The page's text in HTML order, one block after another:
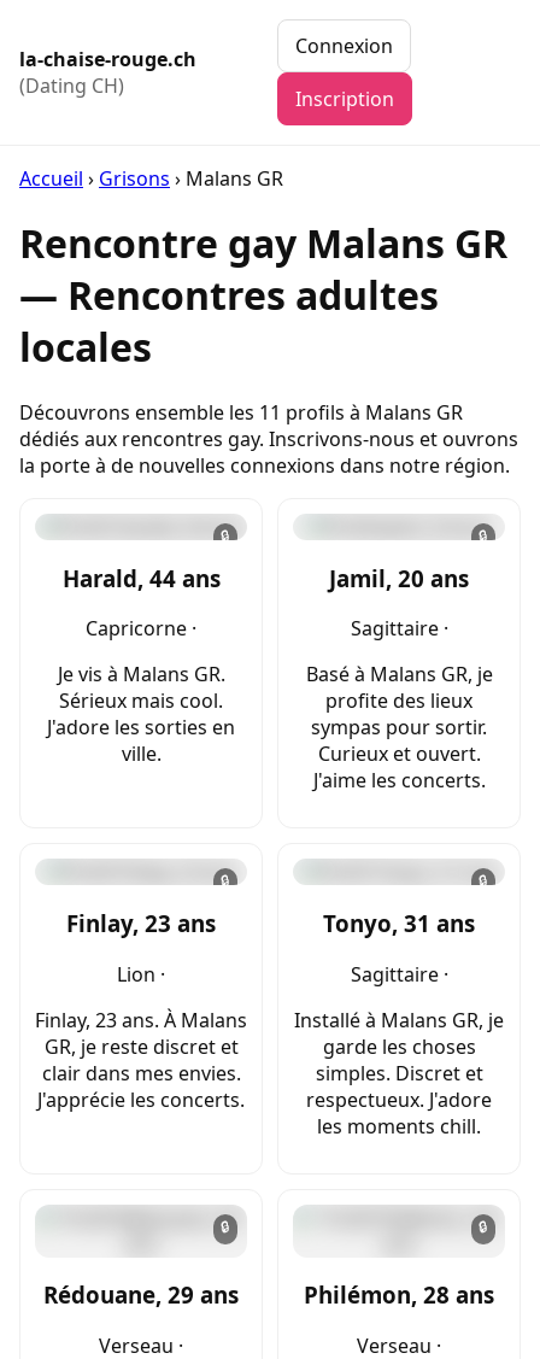
la-chaise-rouge.ch
(Dating CH)
Connexion
Inscription
Accueil › Grisons › Malans GR
Rencontre gay Malans GR
— Rencontres adultes
locales
Découvrons ensemble les 11 profils à Malans GR
dédiés aux rencontres gay. Inscrivons-nous et ouvrons
la porte à de nouvelles connexions dans notre région.
🔒
Harald, 44 ans
Capricorne ·
Je vis à Malans GR.
Sérieux mais cool.
J'adore les sorties en
ville.
🔒
Jamil, 20 ans
Sagittaire ·
Basé à Malans GR, je
profite des lieux
sympas pour sortir.
Curieux et ouvert.
J'aime les concerts.
🔒
Finlay, 23 ans
Lion ·
Finlay, 23 ans. À Malans
GR, je reste discret et
clair dans mes envies.
J'apprécie les concerts.
🔒
Tonyo, 31 ans
Sagittaire ·
Installé à Malans GR, je
garde les choses
simples. Discret et
respectueux. J'adore
les moments chill.
🔒
Rédouane, 29 ans
Verseau ·
🔒
Philémon, 28 ans
Verseau ·